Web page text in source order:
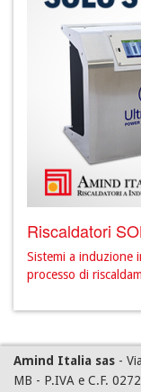
Riscaldatori
Sistemi a induzione
processo di
Amind Italia sas -
MB - P.IVA e C.F.